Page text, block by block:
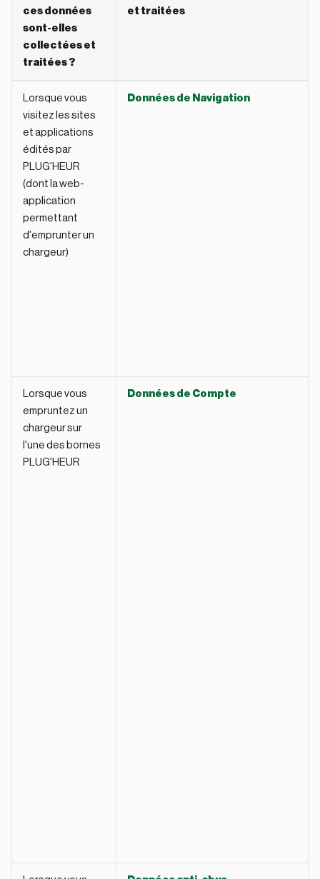
ces données
sont-elles
collectées et
traitées ?
et traitées
Lorsque vous
visitez les sites
et applications
édités par
PLUG'HEUR
(dont la web-
application
permettant
d'emprunter un
chargeur)
Données de Navigation
Lorsque vous
empruntez un
chargeur sur
l'une des bornes
PLUG'HEUR
Données de Compte